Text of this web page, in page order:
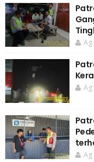
Ag
Ag
Ag